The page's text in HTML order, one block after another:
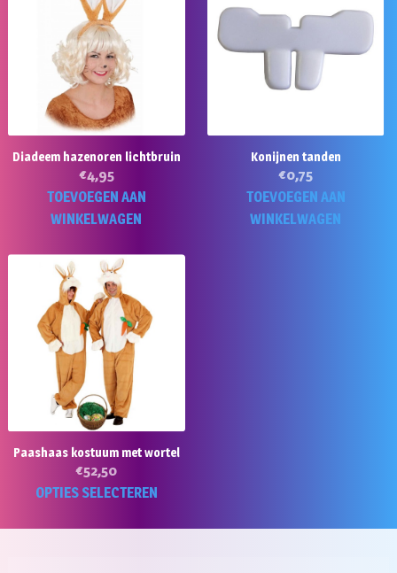
Diadeem hazenoren lichtbruin
€4,95
TOEVOEGEN AAN
WINKELWAGEN
Konijnen tanden
€0,75
TOEVOEGEN AAN
WINKELWAGEN
Paashaas kostuum met wortel
€52,50
OPTIES SELECTEREN